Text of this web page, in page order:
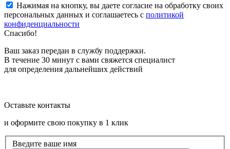
Нажимая на кнопку, вы даете согласие на обработку своих
персональных данных и соглашаетесь с политикой
конфиденциальности
Спасибо!
Ваш заказ передан в службу поддержки.
В течение 30 минут с вами свяжется специалист
для определения дальнейших действий
Оставьте контакты
и оформите свою покупку в 1 клик
Введите ваше имя